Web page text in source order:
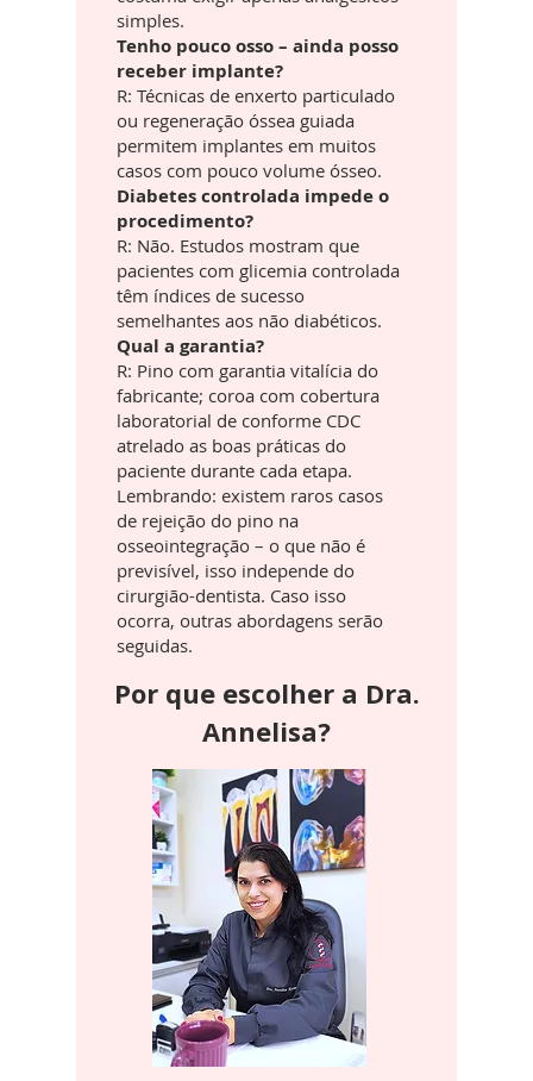
simples.
Tenho pouco osso – ainda posso
receber implante?
R: Técnicas de enxerto particulado
ou regeneração óssea guiada
permitem implantes em muitos
casos com pouco volume ósseo.
Diabetes controlada impede o
procedimento?
R: Não. Estudos mostram que
pacientes com glicemia controlada
têm índices de sucesso
semelhantes aos não diabéticos.
Qual a garantia?
R: Pino com garantia vitalícia do
fabricante; coroa com cobertura
laboratorial de conforme CDC
atrelado as boas práticas do
paciente durante cada etapa.
Lembrando: existem raros casos
de rejeição do pino na
osseointegração – o que não é
previsível, isso independe do
cirurgião-dentista. Caso isso
ocorra, outras abordagens serão
seguidas.
Por que escolher a Dra.
Annelisa?